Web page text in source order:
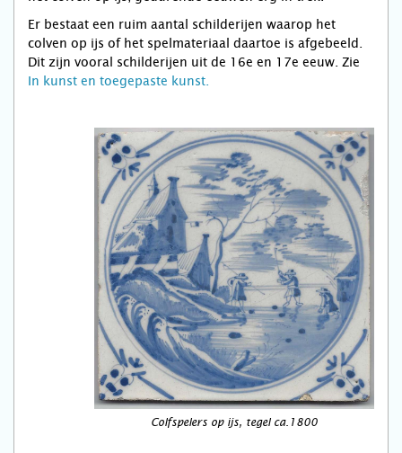
Er bestaat een ruim aantal schilderijen waarop het
colven op ijs of het spelmateriaal daartoe is afgebeeld.
Dit zijn vooral schilderijen uit de 16e en 17e eeuw. Zie
In kunst en toegepaste kunst
Colfspelers op ijs, tegel ca.1800